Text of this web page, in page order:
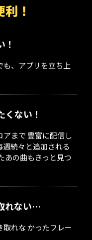
！
も、アプリを立ち上
ない！
まで 豊富に配信し
続々と追加される
あの曲もきっと見つ
れない…
れな かったフレー